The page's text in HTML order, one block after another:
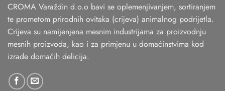
CROMA Varaždin d.o.o bavi se oplemenjivanjem, sortiranjem
te prometom prirodnih ovitaka (crijeva) animalnog podrijetla.
Crijeva su namijenjena mesnim industrijama za proizvodnju
mesnih proizvoda, kao i za primjenu u domaćinstvima kod
izrade domaćih delicija.